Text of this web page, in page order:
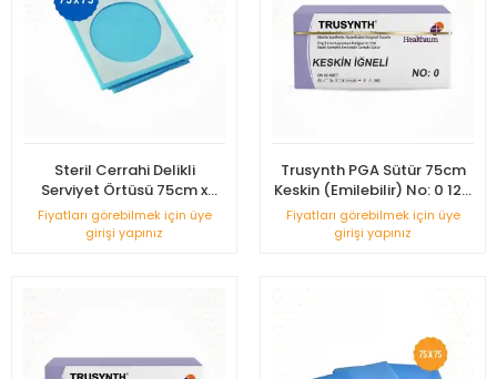
Steril Cerrahi Delikli
Serviyet Örtüsü 75cm x
75cm
Fiyatları görebilmek için üye
girişi yapınız
Trusynth PGA Sütür 75cm
Keskin (Emilebilir) No: 0 12'li
Kutu
Fiyatları görebilmek için üye
girişi yapınız